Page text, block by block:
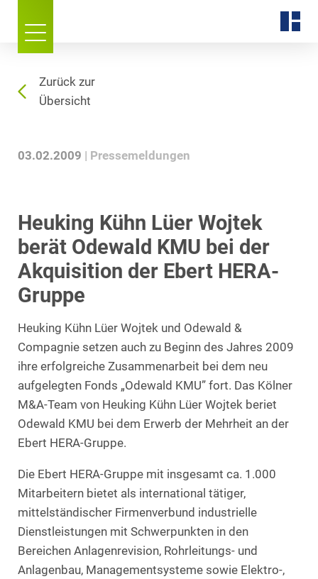
Zurück zur
Übersicht
03.02.2009 Pressemeldungen
Heuking Kühn Lüer Wojtek
berät Odewald KMU bei der
Akquisition der Ebert HERA-
Gruppe
Heuking Kühn Lüer Wojtek und Odewald &
Compagnie setzen auch zu Beginn des Jahres 2009
ihre erfolgreiche Zusammenarbeit bei dem neu
aufgelegten Fonds „Odewald KMU” fort. Das Kölner
M&A-Team von Heuking Kühn Lüer Wojtek beriet
Odewald KMU bei dem Erwerb der Mehrheit an der
Ebert HERA-Gruppe.
Die Ebert HERA-Gruppe mit insgesamt ca. 1.000
Mitarbeitern bietet als international tätiger,
mittelständischer Firmenverbund industrielle
Dienstleistungen mit Schwerpunkten in den
Bereichen Anlagenrevision, Rohrleitungs- und
Anlagenbau, Managementsysteme sowie Elektro-,